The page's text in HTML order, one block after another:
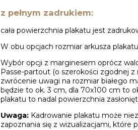
z pełnym zadrukiem:
cała powierzchnia plakatu jest
W obu opcjach rozmiar arkusza
Wybór opcji z marginesem oprócz
Passe-partout (o szerokości zgodnej
zwrócenie uwagi na rozmiar białego
będzie to ok. 3 cm, dla 70x100 cm to
plakatu to nadal powierzchnia
Uwaga:Kadrowanie plakatu może
zapoznania się z wizualizacjami, które